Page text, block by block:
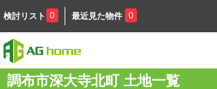
検討リスト 0 最近見た物件 0
調布市深大寺北町 土地一覧